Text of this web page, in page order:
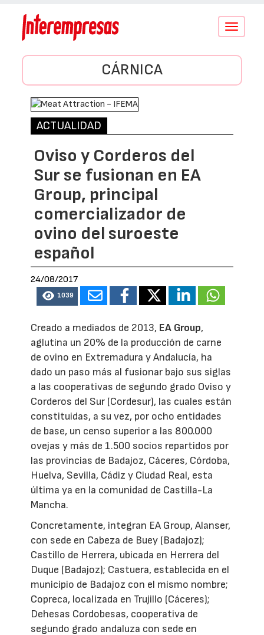
Conmutar
CÁRNICA
ACTUALIDAD
Oviso y Corderos del
Sur se fusionan en EA
Group, principal
comercializador de
ovino del suroeste
español
24/08/2017
1039
Creado a mediados de 2013, EA Group,
aglutina un 20% de la producción de carne
de ovino en Extremadura y Andalucía, ha
dado un paso más al fusionar bajo sus siglas
a las cooperativas de segundo grado Oviso y
Corderos del Sur (Cordesur), las cuales están
constituidas, a su vez, por ocho entidades
de base, un censo superior a las 800.000
ovejas y más de 1.500 socios repartidos por
las provincias de Badajoz, Cáceres, Córdoba,
Huelva, Sevilla, Cádiz y Ciudad Real, esta
última ya en la comunidad de Castilla-La
Mancha.
Concretamente, integran EA Group, Alanser,
con sede en Cabeza de Buey (Badajoz);
Castillo de Herrera, ubicada en Herrera del
Duque (Badajoz); Castuera, establecida en el
municipio de Badajoz con el mismo nombre;
Copreca, localizada en Trujillo (Cáceres);
Dehesas Cordobesas, cooperativa de
segundo grado andaluza con sede en